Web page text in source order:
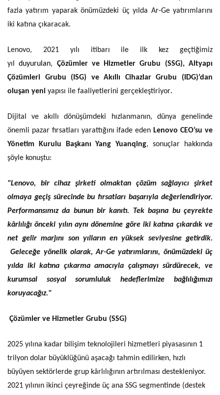
fazla yatırım yaparak önümüzdeki üç yılda Ar-Ge yatırımlarını
iki katına çıkaracak.
Lenovo, 2021 yılı itibarı ile ilk kez geçtiğimiz
yılduyurulan, Çözümler ve Hizmetler Grubu (SSG), Altyapı
Çözümleri Grubu (ISG) ve Akıllı Cihazlar Grubu (IDG)’dan
oluşan yeniyapısı ile faaliyetlerini gerçekleştiriyor.
Dijital ve akıllı dönüşümdeki hızlanmanın, dünya genelinde
önemli pazar fırsatları yarattığını ifade eden Lenovo CEO’su ve
Yönetim Kurulu Başkanı Yang Yuanqing, sonuçlar hakkında
şöyle konuştu:
"Lenovo, bir cihaz şirketi olmaktan çözüm sağlayıcı şirket
olmaya geçiş sürecinde bu fırsatları başarıyla değerlendiriyor.
Performansımız da bunun bir kanıtı. Tek başına bu çeyrekte
kârlılığı önceki yılın aynı dönemine göre iki katına çıkardık ve
net gelir marjını son yılların en yüksek seviyesine getirdik.
Geleceğe yönelik olarak, Ar-Ge yatırımlarını, önümüzdeki üç
yılda iki katına çıkarma amacıyla çalışmayı sürdürecek, ve
kurumsal sosyal sorumluluk hedeflerimize bağlılığımızı
koruyacağız."
Çözümler ve Hizmetler Grubu (SSG)
2025 yılına kadar bilişim teknolojileri hizmetleri piyasasının 1
trilyon dolar büyüklüğünü aşacağı tahmin edilirken, hızlı
büyüyen sektörlerde grup kârlılığının artırılması destekleniyor.
2021 yılının ikinci çeyreğinde üç ana SSG segmentinde (destek